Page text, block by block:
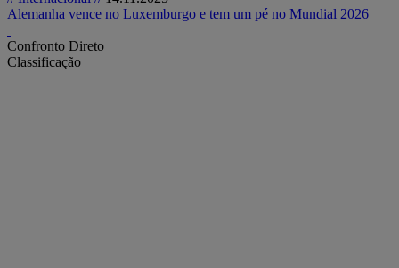
Alemanha vence no Luxemburgo e tem um pé no Mundial 2026
Confronto Direto
Classificação